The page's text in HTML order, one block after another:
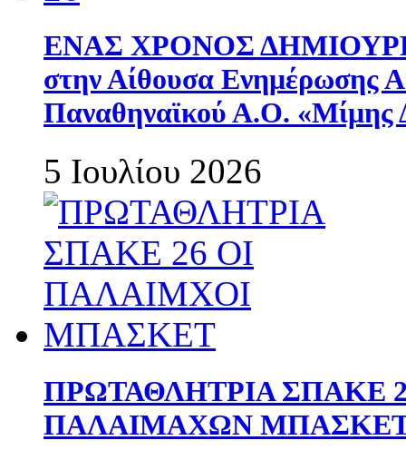
ΕΝΑΣ ΧΡΟΝΟΣ
στην Αίθουσα Ενημέρωσης
Παναθηναϊκού Α.Ο. «Μίμης
5 Ιουλίου 2026
ΠΡΩΤΑΘΛΗΤΡΙΑ ΣΠΑΚΕ
ΠΑΛΑΙΜΑΧΩΝ